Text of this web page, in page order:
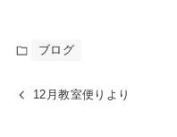
ブログ
12月教室便りより